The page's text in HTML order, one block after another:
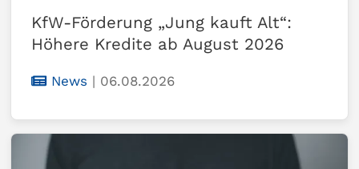
KfW-Förderung „Jung kauft Alt“:
Höhere Kredite ab August 2026
News | 06.08.2026